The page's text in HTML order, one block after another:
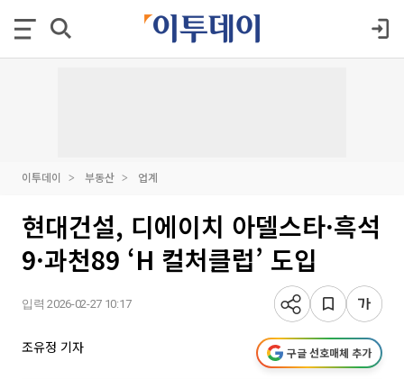
이투데이 부동산 업계
현대건설, 디에이치 아델스타·흑석
9·과천89 ‘H 컬처클럽’ 도입
입력 2026-02-27 10:17
조유정 기자 구글 선호매체 추가